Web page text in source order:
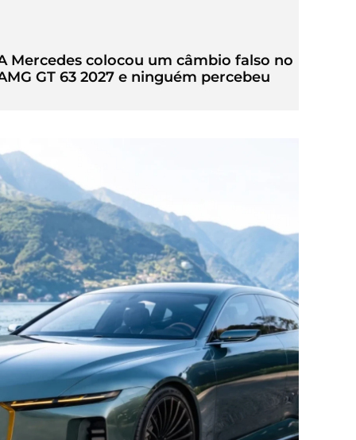
Mercedes colocou um câmbio falso no
GT 63 2027 e ninguém percebeu